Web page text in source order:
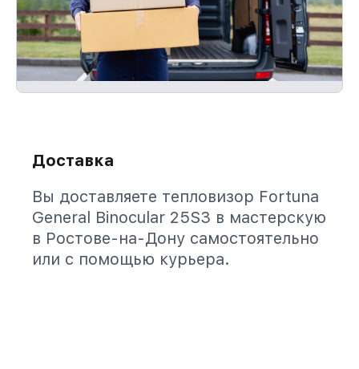
Доставка
Вы доставляете тепловизор Fortuna
General Binocular 25S3 в мастерскую
в Ростове-на-Дону самостоятельно
или с помощью курьера.